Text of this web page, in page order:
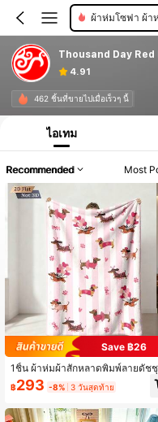
ผ้าห่มโซฟา ผ้า
Thousand Day
4.91
462 ชิ้นที่ขายไปเมื่อเร็วๆ นี้
ไอเทม
Recommended Most
Save ฿26
1ชิ้น ผ้าห่มผ้าสักหลาดพิมพ์ลายดัช
ารัก, ผ้าห่มนุ่มสำหรับโซฟา, ห้องนอ
ห้องทำงาน, หอพัก, เตียงสำนักงาน,
สำหรับทุกฤดูกาล, ของขวัญที่ดีสำห
฿293 -8% 3 วันสุดท้าย